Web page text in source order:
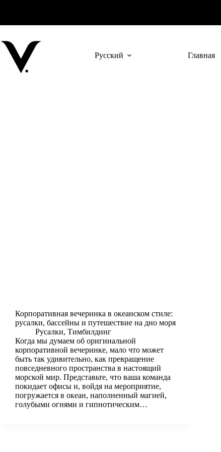
Русский Главная
Корпоративная вечеринка в океанском стиле:
русалки, бассейны и путешествие на дно моря
Русалки, Тимбилдинг
Когда мы думаем об оригинальной
корпоративной вечеринке, мало что может
быть так удивительно, как превращение
повседневного пространства в настоящий
морской мир. Представьте, что ваша команда
покидает офисы и, войдя на мероприятие,
погружается в океан, наполненный магией,
голубыми огнями и гипнотическим…